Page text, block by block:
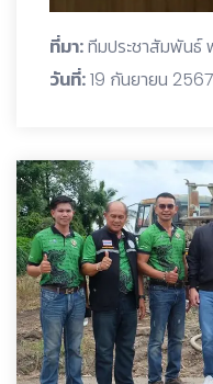
ที่มา:ทีมประชาสัมพันธ์
วันที่:19 กันยายน 2567